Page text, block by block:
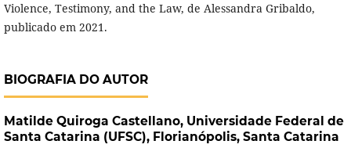
Violence, Testimony, and the Law, de Alessandra Gribaldo,
publicado em 2021.
BIOGRAFIA DO AUTOR
Matilde Quiroga Castellano, Universidade Federal de
Santa Catarina (UFSC), Florianópolis, Santa Catarina